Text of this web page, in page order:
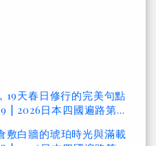
19天春日修行的完美句點
| 2026日本四國遍路第...
敷白牆的琥珀時光與滿載